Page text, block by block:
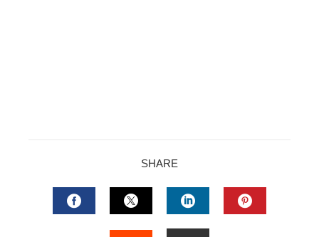
SHARE
FACEBOOKTWITTERLINKEDIN